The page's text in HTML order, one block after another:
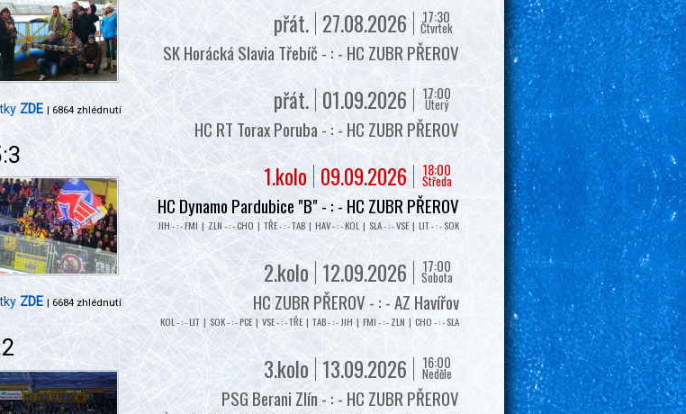
| 6864 zhlédnutí
ZDE
| 6684 zhlédnutí
ZDE
17:30
Čtvrtek
27.08.2026
přát.
SK Horácká Slavia Třebíč - : - HC ZUBR PŘEROV
17:00
Úterý
01.09.2026
přát.
HC RT Torax Poruba - : - HC ZUBR PŘEROV
18:00
Středa
09.09.2026
1.kolo
HC Dynamo Pardubice "B" - : - HC ZUBR PŘEROV
JIH - : - FMI | ZLN - : - CHO | TŘE - : - TAB | HAV - : - KOL | SLA - : - VSE | LIT - : - SOK
17:00
Sobota
12.09.2026
2.kolo
HC ZUBR PŘEROV - : - AZ Havířov
KOL - : - LIT | SOK - : - PCE | VSE - : - TŘE | TAB - : - JIH | FMI - : - ZLN | CHO - : - SLA
16:00
Neděle
13.09.2026
3.kolo
PSG Berani Zlín - : - HC ZUBR PŘEROV